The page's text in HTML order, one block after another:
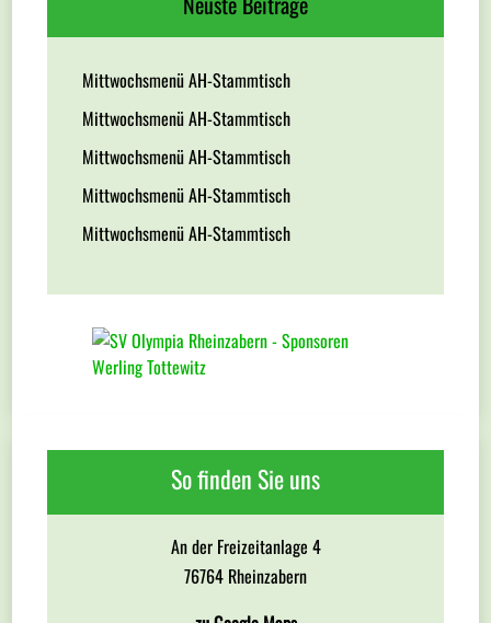
Mittwochsmenü AH-Stammtisch
Mittwochsmenü AH-Stammtisch
Mittwochsmenü AH-Stammtisch
Mittwochsmenü AH-Stammtisch
Mittwochsmenü AH-Stammtisch
So finden Sie uns
An der Freizeitanlage 4
76764 Rheinzabern